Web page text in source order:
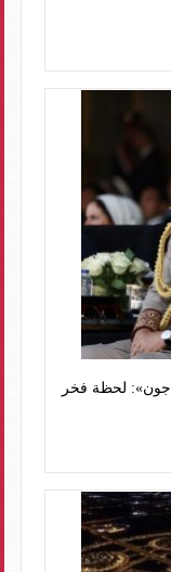
لحظة فخر